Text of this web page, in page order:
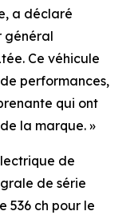
a déclaré
général
Ce véhicule
performances,
qui ont
la marque. »
de
de série
536 ch pour le